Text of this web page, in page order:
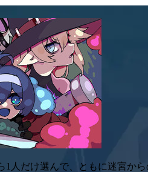
1人だけ選んで、ともに迷宮か